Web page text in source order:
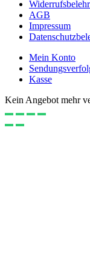
AGB
Impressum
Mein Konto
Kasse
Kein Angebot mehr